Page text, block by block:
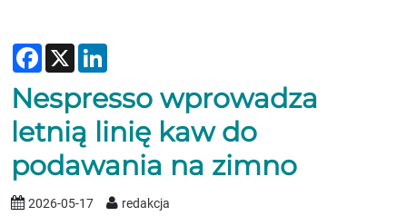
Facebook
X
Nespresso wprowadza
letnią linię kaw do
podawania na zimno
2026-05-17 redakcja